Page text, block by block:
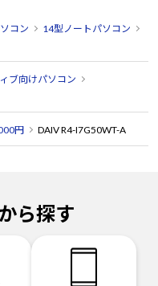
コン
14型ノートパソコン
ブ向けパソコン
円 DAIV R4-I7G50WT-A
ら探す